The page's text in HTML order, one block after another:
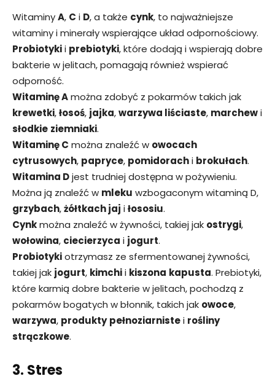
WitaminyA, C i D, a także cynk, to najważniejsze
witaminy i minerały wspierające układ odpornościowy.
Probiotykii prebiotyki, które dodają i wspierają dobre
bakterie w jelitach, pomagają również wspierać
odporność.
Witaminę Amożna zdobyć z pokarmów takich jak
krewetki,łosoś, jajka,warzywa liściaste, marchewi
słodkie ziemniaki.
Witaminę C można znaleźć w owocach
cytrusowych, papryce, pomidorachi brokułach.
Witamina Djest trudniej dostępna w pożywieniu.
Można ją znaleźć w mleku wzbogaconym witaminą D,
grzybach,żółtkach jaj iłososiu.
Cynkmożna znaleźć w żywności, takiej jak ostrygi,
wołowina, ciecierzyca i jogurt.
Probiotykiotrzymasz ze sfermentowanej żywności,
takiej jak jogurt, kimchii kiszona kapusta. Prebiotyki,
które karmią dobre bakterie w jelitach, pochodzą z
pokarmów bogatych w błonnik, takich jak owoce,
warzywa, produkty pełnoziarnistei rośliny
strączkowe.
3. Stres